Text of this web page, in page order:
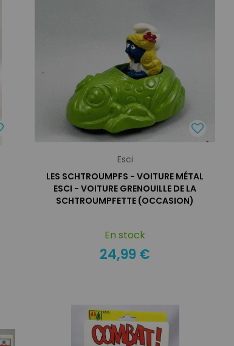
Esci
LES SCHTROUMPFS - VOITURE MÉTAL
ESCI - VOITURE GRENOUILLE DE LA
SCHTROUMPFETTE (OCCASION)
En stock
24,99 €